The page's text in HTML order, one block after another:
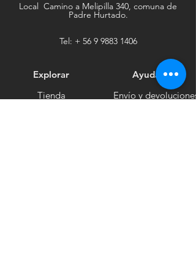
Local Camino a Melipilla 340, comuna de
Padre Hurtado.
Tel: + 56 9 9883 1406
Explorar
Tienda
Ayuda
Envío y devoluciones